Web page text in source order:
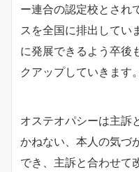
ー連合の認定校とされ
スを全国に排出してい
に発展できるよう卒後
クアップしていきます。
オステオパシーは主訴
かねない、本人の気づ
でき、主訴と合わせて